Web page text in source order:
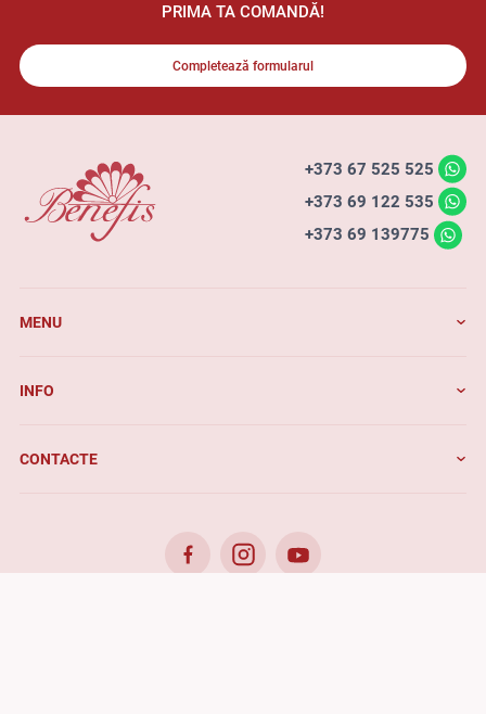
PRIMA TA COMANDĂ!
Completează formularul
+373 67 525 525
+373 69 122 535
+373 69 139775
MENU
INFO
CONTACTE